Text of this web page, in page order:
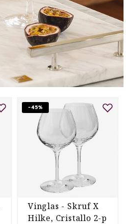
-45%
Vinglas - Skruf X
Hilke, Cristallo 2-p